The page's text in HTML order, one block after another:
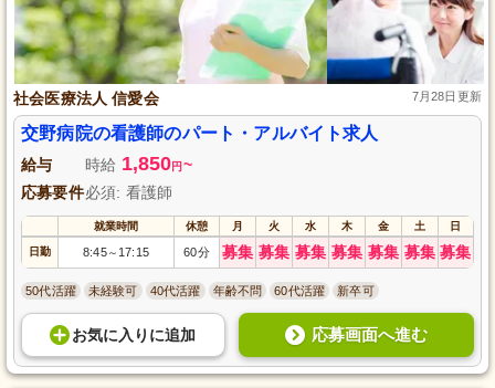
社会医療法人 信愛会 7月28日更新
交野病院の看護師のパート・アルバイト求人
給与 時給 1,850円 ~
応募要件必須: 看護師
就業時間 休憩 月 火 水 木 金 土 日
日勤 8:45～ 17:15 60分 募集 募集 募集 募集 募集 募集 募集
50代活躍 未経験可 40代活躍 年齢不問 60代活躍 新卒可
お気に入り に追加 応募画面へ進む